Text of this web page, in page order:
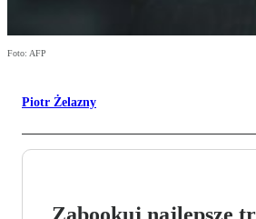
Foto: AFP
Piotr Żelazny